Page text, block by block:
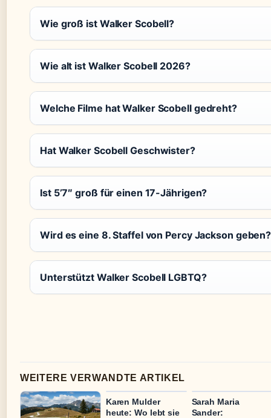
Wie groß ist Walker Scobell?
Wie alt ist Walker Scobell 2026?
Welche Filme hat Walker Scobell gedreht?
Hat Walker Scobell Geschwister?
Ist 5’7″ groß für einen 17-Jährigen?
Wird es eine 8. Staffel von Percy Jackson geben?
Unterstützt Walker Scobell LGBTQ?
WEITERE VERWANDTE ARTIKEL
Karen Mulder
heute: Wo lebt sie
Sarah Maria
Sander: